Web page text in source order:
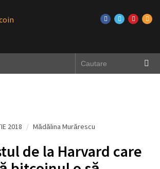
2018 / Mădălina Murărescu
de la Harvard care